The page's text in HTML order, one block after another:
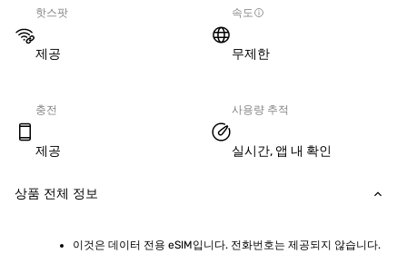
핫스팟
제공
속도
무제한
충전
제공
사용량 추적
실시간, 앱 내 확인
상품 전체 정보
이것은 데이터 전용 eSIM입니다. 전화번호는 제공되지 않습니다.